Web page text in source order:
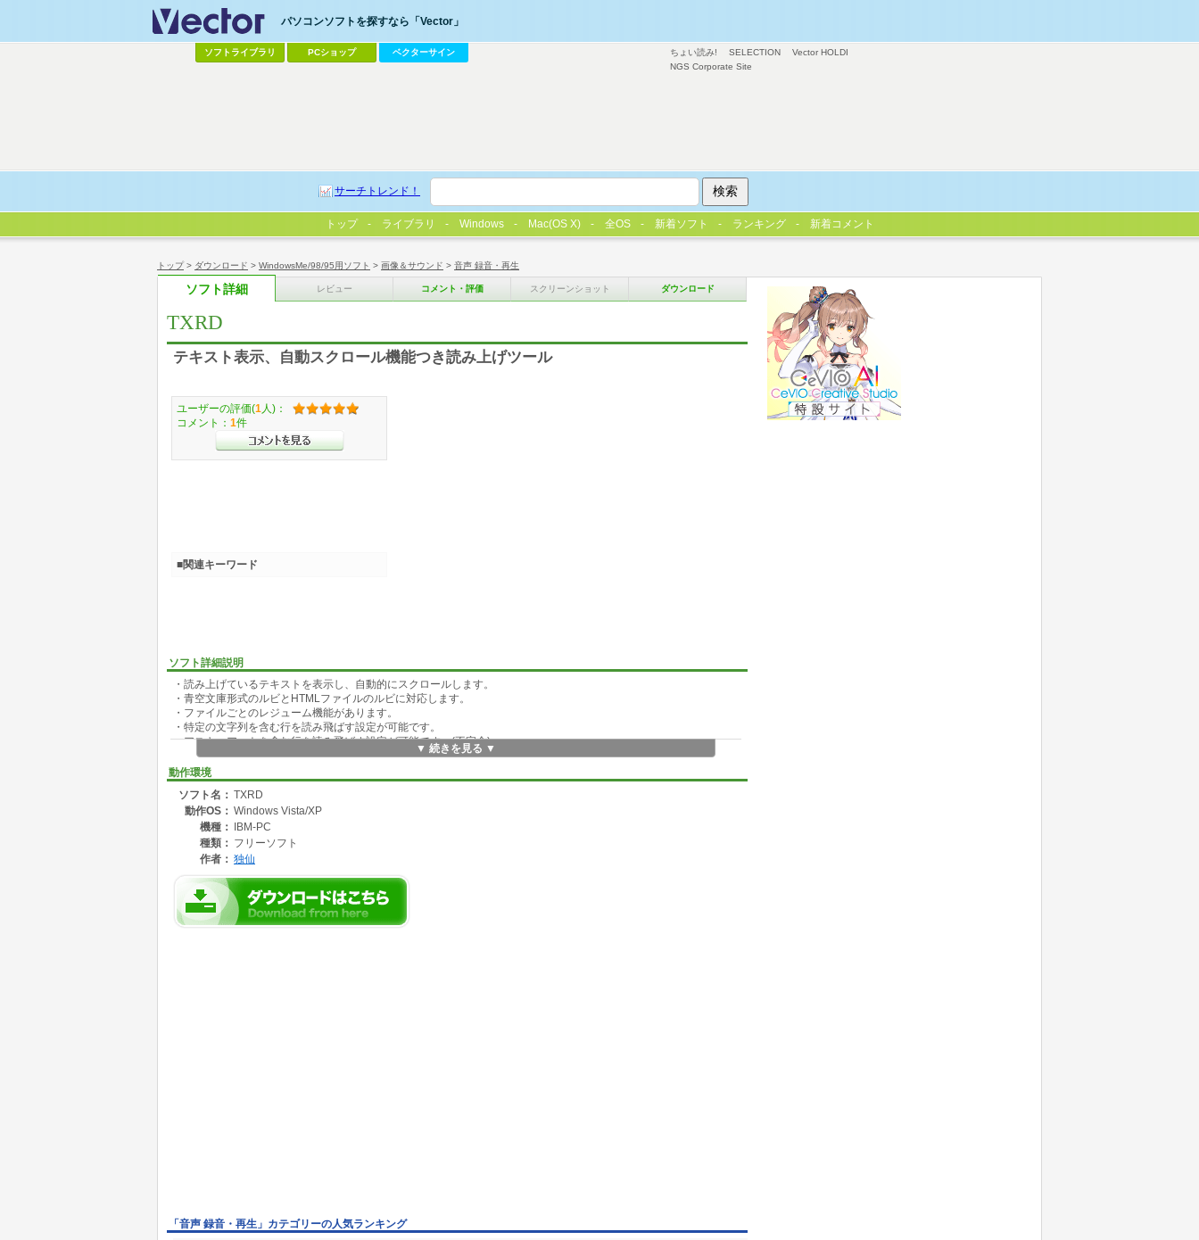
トップ> ダウンロード > WindowsMe/98/95用ソフト > 画像＆サウンド > 音声 録音・再生
ソフト詳細 レビュー コメント・評価 スクリーンショット ダウンロード
TXRD
テキスト表示、自動スクロール機能つき読み上げツール
ソフト詳細説明
・読み上げているテキストを表示し、自動的にスクロールします。
・青空文庫形式のルビとHTMLファイルのルビに対応します。
・ファイルごとのレジューム機能があります。
・特定の文字列を含む行を読み飛ばす設定が可能です。
・アスキーアートを含む行を読み飛ばす設定が可能です。(不完全)
・InternetExplorerと組み合わせて簡易スクリーンリーダーとして使用可能です。
・ASPI5に対応したテキスト読み上げエンジンが必要です。
▼ 続きを見る ▼
動作環境
ソフト名： TXRD
動作OS： Windows Vista/XP
機種：
IBM-PC
種類： フリーソフト
作者： 独仙
ユーザーの評価(1 人)：
コメント： 1件
■関連キーワード
「音声 録音・再生」カテゴリーの人気ランキング
ちょい読み! SELECTION
Vector HOLDI
NGS Corporate Site
パソコンソフトを探すなら「Vector」
ソフトライブラリ PCショップ ベクターサイン
サーチトレンド！
トップ ライブラリ Windows Mac(OS X) 全OS 新着ソフト ランキング 新着コメント